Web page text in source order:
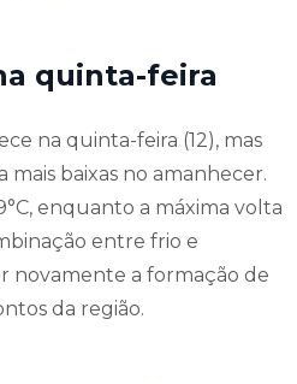
quinta-feira
na quinta-feira (12), mas
baixas no amanhecer.
enquanto a máxima volta
entre frio e
novamente a formação de
da região.